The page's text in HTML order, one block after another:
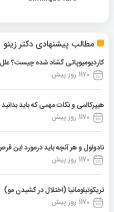
مطالب پیشنهادی دکتر زینو
کاردیومیوپاتی گشاد شده چیست؟
1170 روز پیش
هیپرکالمی و نکات مهمی که باید بدانید
1170 روز پیش
نادولول و هر آنچه باید درمورد این
1170 روز پیش
تریکوتیلومانیا (اختلال در کشیدن مو)
1170 روز پیش